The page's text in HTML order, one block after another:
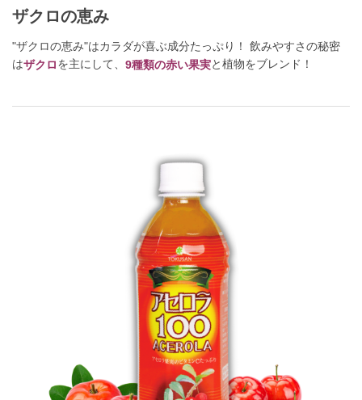
ザクロの恵み
"ザクロの恵み"はカラダが喜ぶ成分たっぷり！ 飲みやすさの秘密
はザクロを主にして、 9種類の赤い果実と植物をブレンド！